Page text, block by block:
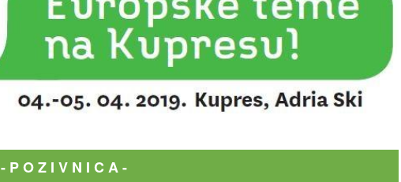
- P O Z I V N I C A -